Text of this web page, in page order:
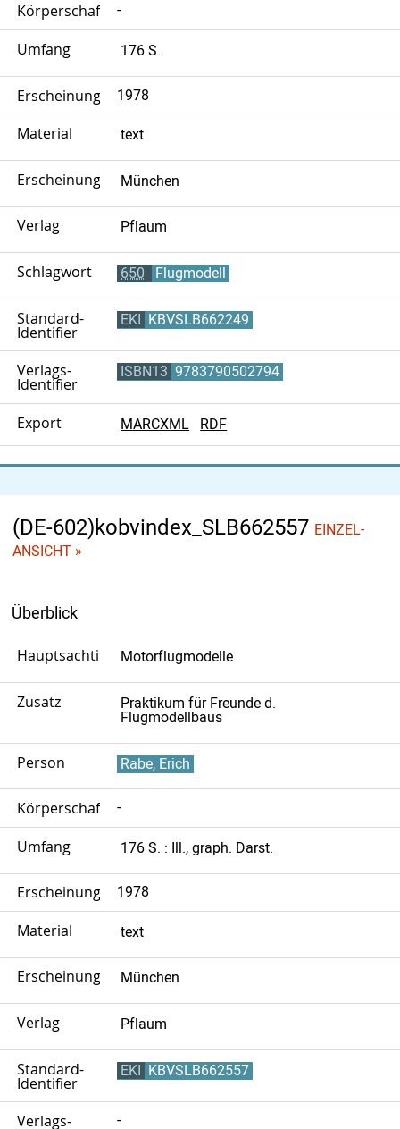
Körperschaft -
Umfang 176 S.
Erscheinungsjahr
1978
Material text
ErscheinungsortMünchen
Verlag Pflaum
Schlagwort 650 Flugmodell
Standard-
Identifier
EKI KBVSLB662249
Verlags-
Identifier
ISBN13 9783790502794
Export MARCXML RDF
(DE-602)kobvindex_SLB662557 EINZEL-
ANSICHT »
Überblick
Hauptsachtitel Motorflugmodelle
Zusatz
Praktikum für Freunde d.
Flugmodellbaus
Person Rabe, Erich
Körperschaft -
Umfang 176 S. : Ill., graph. Darst.
Erscheinungsjahr
1978
Material text
ErscheinungsortMünchen
Verlag Pflaum
Standard-
Identifier
EKI KBVSLB662557
Verlags- -